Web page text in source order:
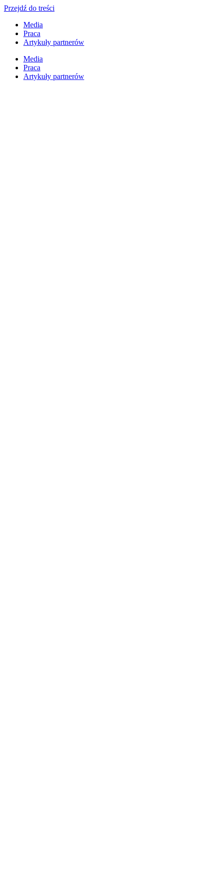
Przejdź do treści
Media
Praca
Artykuły partnerów
Media
Praca
Artykuły partnerów